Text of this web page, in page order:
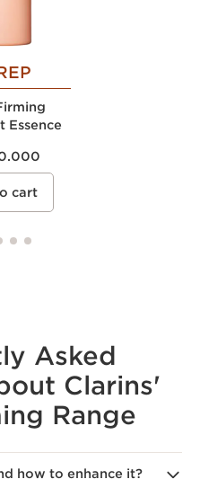
Essence
cart
Asked
Clarins'
Range
how to enhance it?